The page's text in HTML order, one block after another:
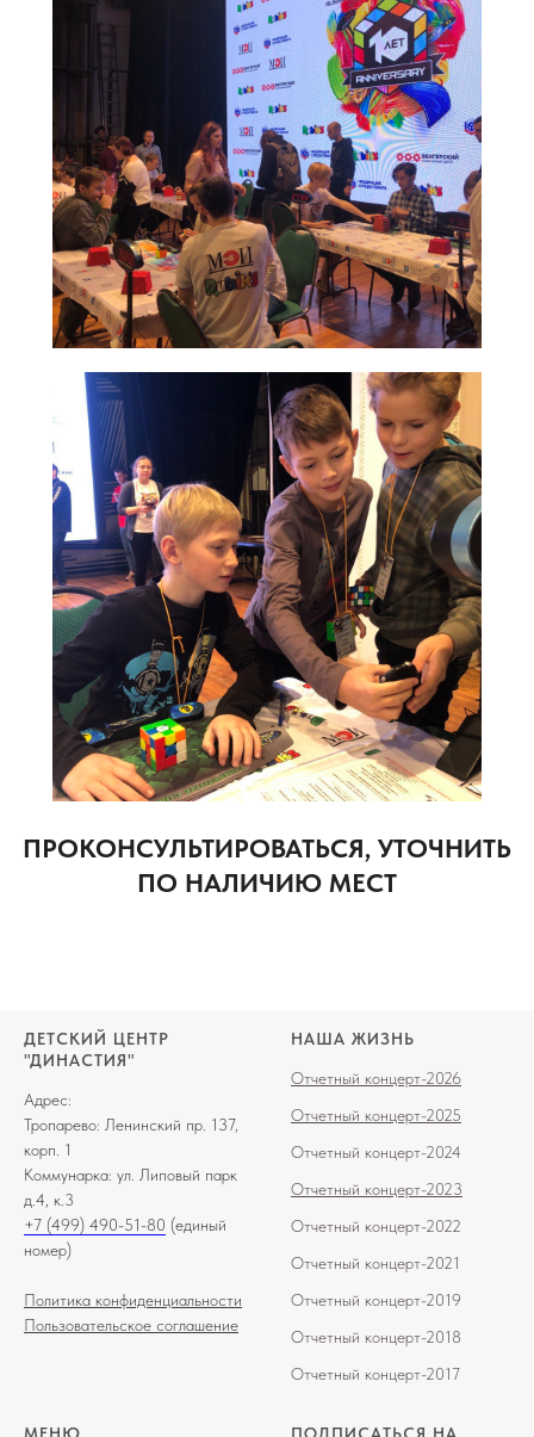
ДЕТСКИЙ ЦЕНТР
"ДИНАСТИЯ"
Адрес:
Тропарево: Ленинский пр. 137,
корп. 1
Коммунарка: ул. Липовый парк
д.4, к.3
+7 (499) 490-51-80 (единый
номер)
Политика конфиденциальности
Пользовательское соглашение
НАША ЖИЗНЬ
Отчетный концерт-2026
Отчетный концерт-2025
Отчетный концерт-2024
Отчетный концерт-2023
Отчетный концерт-2022
Отчетный концерт-2021
Отчетный концерт-2019
Отчетный концерт-2018
Отчетный концерт-2017